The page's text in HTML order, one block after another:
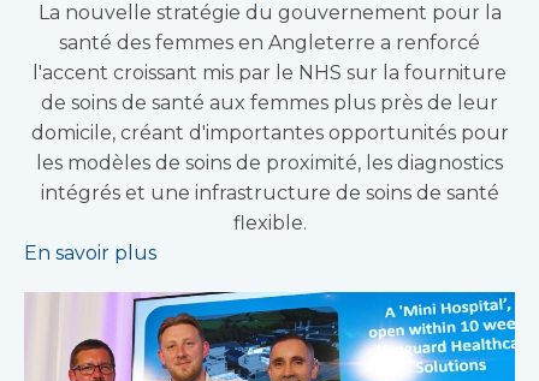
La nouvelle stratégie du gouvernement pour la
santé des femmes en Angleterre a renforcé
l'accent croissant mis par le NHS sur la fourniture
de soins de santé aux femmes plus près de leur
domicile, créant d'importantes opportunités pour
les modèles de soins de proximité, les diagnostics
intégrés et une infrastructure de soins de santé
flexible.
En savoir plus